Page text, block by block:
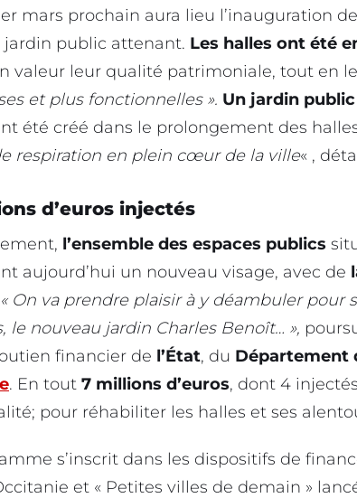
mars prochain aura lieu l’inauguration
jardin public attenant. Les halles ont été
valeur leur qualité patrimoniale, tout en
et plus fonctionnelles ». Un jardin public
été créé dans le prolongement des
respiration en plein cœur de la ville« ,
d’euros injectés
l’ensemble des espaces publics
aujourd’hui un nouveau visage, avec de
« On va prendre plaisir à y déambuler pour
le nouveau jardin Charles Benoît… »,
financier de l’État, du Département
. En tout 7 millions d’euros, dont 4
pour réhabiliter les halles et ses
s’inscrit dans les dispositifs de
et « Petites villes de demain »